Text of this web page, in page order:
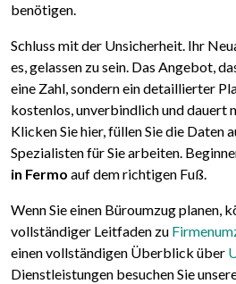
benötigen.
Schluss mit der Unsicherheit. Ihr
es, gelassen zu sein. Das Angebot,
eine Zahl, sondern ein detaillierter
kostenlos, unverbindlich und dauert
Klicken Sie hier, füllen Sie die Daten
Spezialisten für Sie arbeiten.
in Fermo auf dem richtigen Fuß.
Wenn Sie einen Büroumzug planen,
vollständiger Leitfaden zu
einen vollständigen Überblick über
Dienstleistungen besuchen Sie